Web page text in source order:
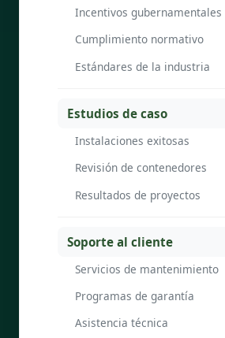
Incentivos gubernamentales
Cumplimiento normativo
Estándares de la industria
Estudios de caso
Instalaciones exitosas
Revisión de contenedores
Resultados de proyectos
Soporte al cliente
Servicios de mantenimiento
Programas de garantía
Asistencia técnica